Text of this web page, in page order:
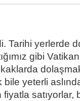
Tarihi yerlerde
gibi
bile yeterli
satıyorlar,